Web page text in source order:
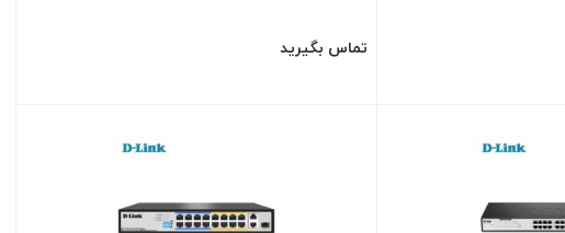
تماس بگیرید